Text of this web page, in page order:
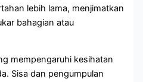
lebih lama, menjimatkan
bahagian atau
mempengaruhi kesihatan
Sisa dan pengumpulan